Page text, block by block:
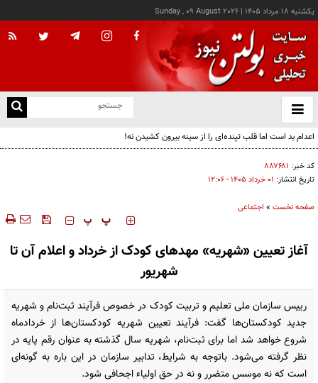
يکشنبه ۱۸ مرداد ۱۴۰۵ |
Sunday , 09 August 2026
باز
و
اعدام بد است اما قلب تپنده‌ای را از سینه بیرون کشیدن نه!
کد خبر: ۸۸۷۶۸۱
تاریخ انتشار: ۰۱ خرداد ۱۴۰۵ - ۱۲:۰۶
صفحه نخست » اجتماعی
‍‍‍ پ پ
آغاز تعیین «شهریه» مهدهای کودک از خرداد و اعلام آن تا
شهریور
رییس سازمان ملی تعلیم و تربیت کودک در خصوص فرآیند ثبت‌نام و شهریه
جدید کودکستان‌ها گفت: فرآیند تعیین شهریه کودکستان‌ها از خردادماه
شروع خواهد شد اما برای ثبت‌نام، شهریه سال گذشته به عنوان رقم پایه در
نظر گرفته می‌شود. باتوجه به شرایط، تدابیر سازمان در این باره به گونه‌ای
است که نه موسس متضرر و نه در حق اولیاء اجحافی شود.